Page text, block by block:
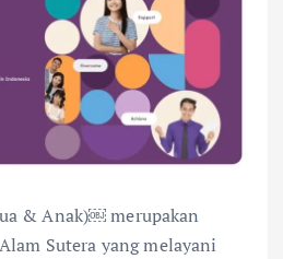
& Anak)￼ merupakan
Sutera yang melayani